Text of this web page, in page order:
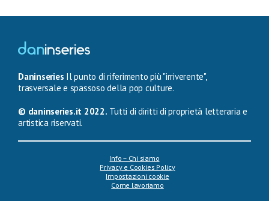
Daninseries Il punto di riferimento più "irriverente",
trasversale e spassoso della pop culture.
© daninseries.it 2022. Tutti di diritti di proprietà letteraria e
artistica riservati.
Info – Chi siamo
Privacy e Cookies Policy
Impostazioni cookie
Come lavoriamo